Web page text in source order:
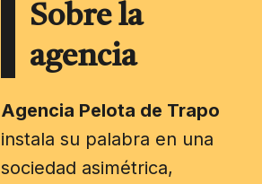
Sobre la
agencia
Agencia Pelota de Trapo
instala su palabra en una
sociedad asimétrica,